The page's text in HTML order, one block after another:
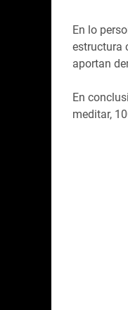
En lo
estructura
aportan
En
meditar,